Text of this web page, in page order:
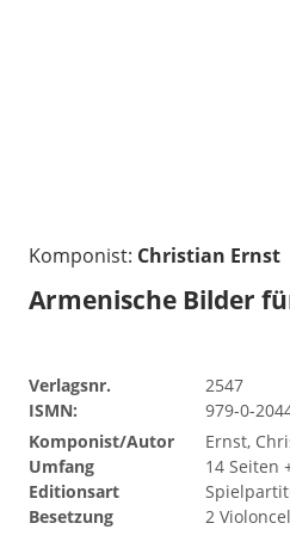
Komponist: Christian Ernst
Armenische Bilder
Verlagsnr.
2547
ISMN:
979-0-
Komponist/Autor
Ernst,
Umfang
14 Seiten
Editionsart
Besetzung
2